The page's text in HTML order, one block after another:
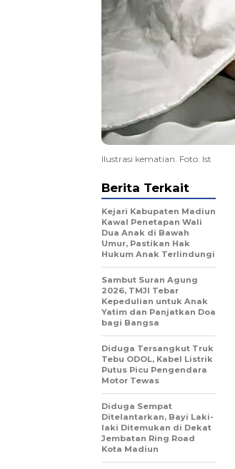
Ilustrasi kematian. Foto: Ist
Berita Terkait
Kejari Kabupaten Madiun
Kawal Penetapan Wali
Dua Anak di Bawah
Umur, Pastikan Hak
Hukum Anak Terlindungi
Sambut Suran Agung
2026, TMJI Tebar
Kepedulian untuk Anak
Yatim dan Panjatkan Doa
bagi Bangsa
Diduga Tersangkut Truk
Tebu ODOL, Kabel Listrik
Putus Picu Pengendara
Motor Tewas
Diduga Sempat
Ditelantarkan, Bayi Laki-
laki Ditemukan di Dekat
Jembatan Ring Road
Kota Madiun